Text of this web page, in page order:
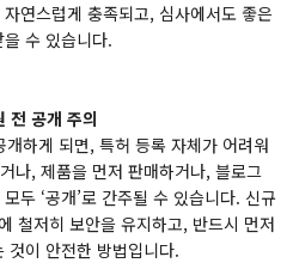
연스럽게 충족되고, 심사에서도 좋은
수 있습니다.
공개 주의
하게 되면, 특허 등록 자체가 어려워
나, 제품을 먼저 판매하거나, 블로그
두 ‘공개’로 간주될 수 있습니다. 신규
철저히 보안을 유지하고, 반드시 먼저
것이 안전한 방법입니다.